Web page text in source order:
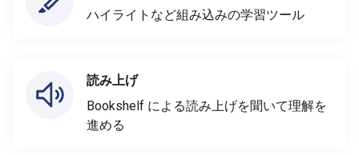
ハイライトなど組み込みの学習ツール
読み上げ
Bookshelf による読み上げを聞いて理解を
進める